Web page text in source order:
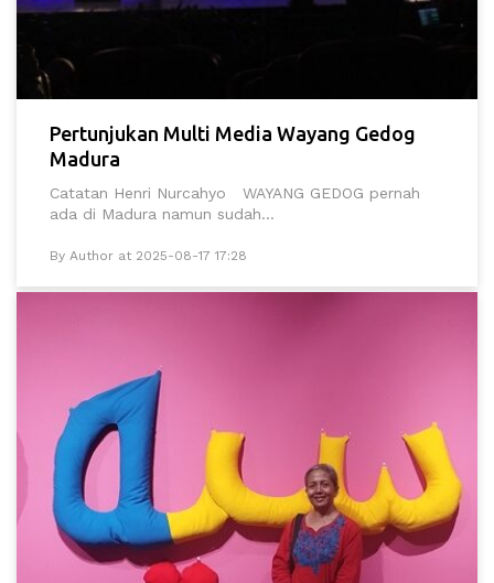
Pertunjukan Multi Media Wayang Gedog
Madura
Catatan Henri Nurcahyo WAYANG GEDOG pernah
ada di Madura namun sudah...
By Author at 2025-08-17 17:28